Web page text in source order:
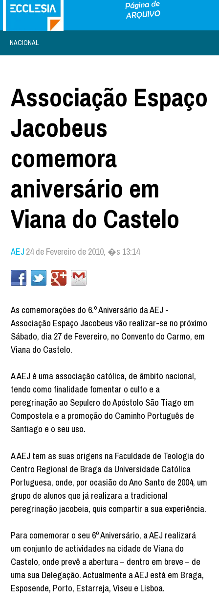
NACIONAL
Associação Espaço
Jacobeus
comemora
aniversário em
Viana do Castelo
AEJ 24 de Fevereiro de 2010, �s 13:14
As comemorações do 6.º Aniversário da AEJ -
Associação Espaço Jacobeus vão realizar-se no próximo
Sábado, dia 27 de Fevereiro, no Convento do Carmo, em
Viana do Castelo.
A AEJ é uma associação católica, de âmbito nacional,
tendo como finalidade fomentar o culto e a
peregrinação ao Sepulcro do Apóstolo São Tiago em
Compostela e a promoção do Caminho Português de
Santiago e o seu uso.
A AEJ tem as suas origens na Faculdade de Teologia do
Centro Regional de Braga da Universidade Católica
Portuguesa, onde, por ocasião do Ano Santo de 2004, um
grupo de alunos que já realizara a tradicional
peregrinação jacobeia, quis compartir a sua experiência.
Para comemorar o seu 6º Aniversário, a AEJ realizará
um conjunto de actividades na cidade de Viana do
Castelo, onde prevê a abertura – dentro em breve – de
uma sua Delegação. Actualmente a AEJ está em Braga,
Esposende, Porto, Estarreja, Viseu e Lisboa.